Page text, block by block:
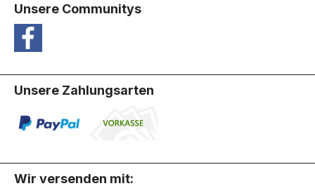
Unsere Communitys
Unsere Zahlungsarten
Wir versenden mit: